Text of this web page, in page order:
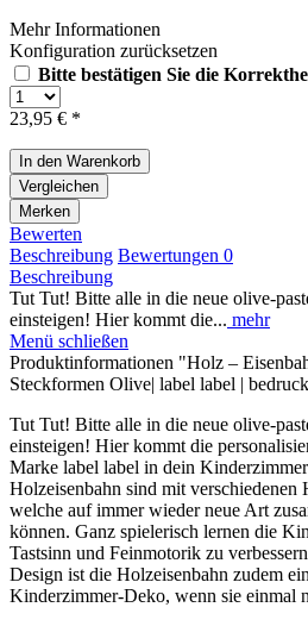
Mehr Informationen
Konfiguration zurücksetzen
Bitte bestätigen Sie die
23,95 € *
In den Warenkorb
Vergleichen
Merken
Bewerten
Beschreibung Bewertungen 0
Beschreibung
Tut Tut! Bitte alle in die neue olive-
einsteigen! Hier kommt die... mehr
Menü schließen
Produktinformationen "Holz –
Steckformen Olive| label label |
Tut Tut! Bitte alle in die neue olive-
einsteigen! Hier kommt die
Marke label label in dein
Holzeisenbahn sind mit verschiedenen
welche auf immer wieder neue Art
können. Ganz spielerisch lernen die
Tastsinn und Feinmotorik zu
Design ist die Holzeisenbahn zudem
Kinderzimmer-Deko, wenn sie einmal